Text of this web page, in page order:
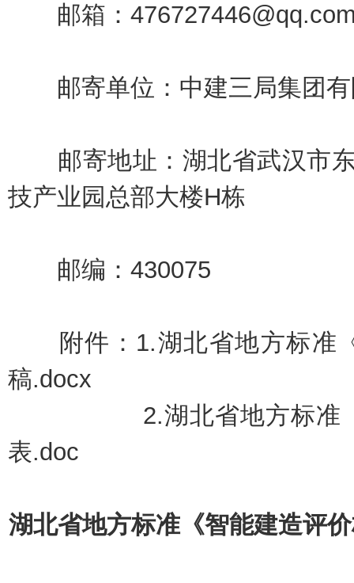
邮箱：
邮寄单位：中建三局集团有
邮寄地址：湖北省武汉市东
技产业园总部大楼H栋
邮编：430075
附件：1.湖北省地方标准
稿.docx
2.湖北省地方标准
表.doc
湖北省地方标准《智能建造评